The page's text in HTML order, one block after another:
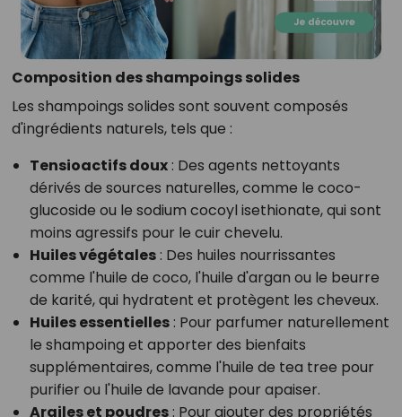
Composition des shampoings solides
Les shampoings solides sont souvent composés
d'ingrédients naturels, tels que :
Tensioactifs doux: Des agents nettoyants
dérivés de sources naturelles, comme le coco-
glucoside ou le sodium cocoyl isethionate, qui sont
moins agressifs pour le cuir chevelu.
Huiles végétales: Des huiles nourrissantes
comme l'huile de coco, l'huile d'argan ou le beurre
de karité, qui hydratent et protègent les cheveux.
Huiles essentielles: Pour parfumer naturellement
le shampoing et apporter des bienfaits
supplémentaires, comme l'huile de tea tree pour
purifier ou l'huile de lavande pour apaiser.
Argiles et poudres: Pour ajouter des propriétés